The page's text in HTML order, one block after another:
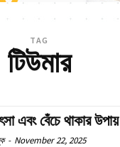
TAG
টিউমার
এবং বেঁচে থাকার উপায়
- November 22, 2025